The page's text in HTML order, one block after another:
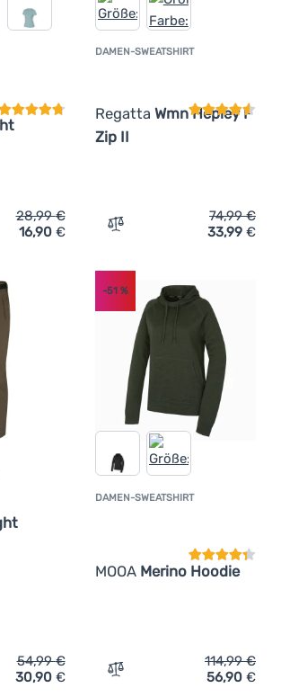
Kundenbewertung
'Damen-T-Shirt MOOA Ultralight'
28,99€
16,90 €
DAMEN-SWEATSHIRT
Regatta Wmn Hepley F
Zip II
Zum Vergleich 'Damen-
74,99€
33,99 €
'Damenhose MOOA Trek Light' hinzufügen
54,99€
30,90 €
DAMEN-SWEATSHIRT
MOOA Merino Hoodie
-51%
Zum Vergleich 'Damen-
114,99€
56,90 €